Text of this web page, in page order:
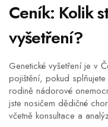
Ceník: Kolik
vyšetření?
Genetické vyšetření je v
pojištění, pokud
rodině nádorové
jste nosičem dědičné
včetně konsultace a